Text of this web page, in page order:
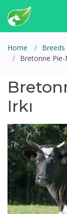
Home Breeds
Bretonne Pie-
Irkı